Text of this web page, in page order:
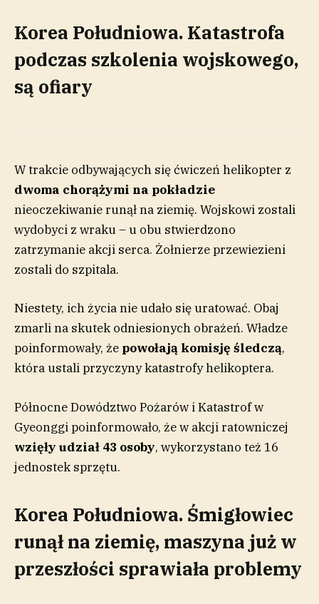
Korea Południowa. Katastrofa
podczas szkolenia wojskowego,
są ofiary
W trakcie odbywających się ćwiczeń helikopter z
dwoma chorążymi na pokładzie
nieoczekiwanie runął na ziemię. Wojskowi zostali
wydobyci z wraku – u obu stwierdzono
zatrzymanie akcji serca. Żołnierze przewiezieni
zostali do szpitala.
Niestety, ich życia nie udało się uratować. Obaj
zmarli na skutek odniesionych obrażeń. Władze
poinformowały, że powołają komisję śledczą,
która ustali przyczyny katastrofy helikoptera.
Północne Dowództwo Pożarów i Katastrof w
Gyeonggi poinformowało, że w akcji ratowniczej
wzięły udział 43 osoby, wykorzystano też 16
jednostek sprzętu.
Korea Południowa. Śmigłowiec
runął na ziemię, maszyna już w
przeszłości sprawiała problemy